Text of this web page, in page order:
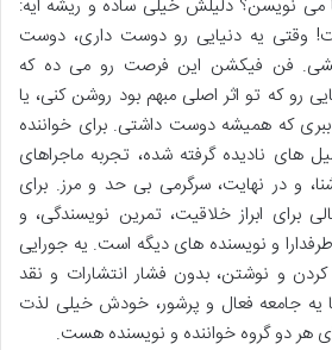
می نویسن؟ دلیلش خیلی ساده و ریشه ایه:
وقتی یه دنیایی رو دوست داری، دوست
فن فیکشن این فرصت رو می ده که
رو که تو اثر اصلی مبهم بود روشن کنی، یا
که همیشه دوست داشتی. برای خواننده
های نادیده گرفته شده، تجربه ماجراهای
و در نهایت، سرگرمی بی حد و مرز. برای
برای ابراز خلاقیت، تمرین نویسندگی، و
و نویسنده های دیگه است. یه جورایی
و نوشتن، بدون فشار انتشارات و نقد
یه جامعه فعال و پرشور، خودش خیلی لذت
هر دو گروه خواننده و نویسنده هست.